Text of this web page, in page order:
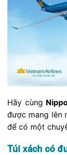
Hãy cùng
được mang lên
để có một
Túi xách có